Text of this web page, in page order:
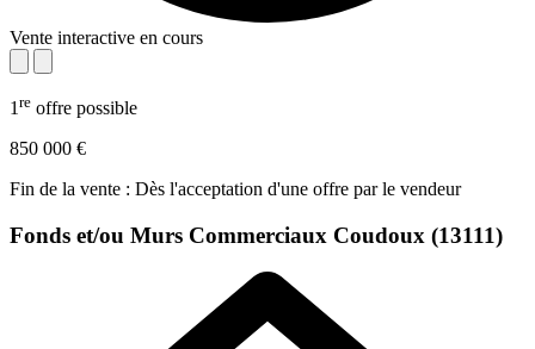
Vente interactive en cours
1 re offre possible
850 000 €
Fin de la vente : Dès l'acceptation d'une offre par le vendeur
Fonds et/ou Murs Commerciaux Coudoux (13111)